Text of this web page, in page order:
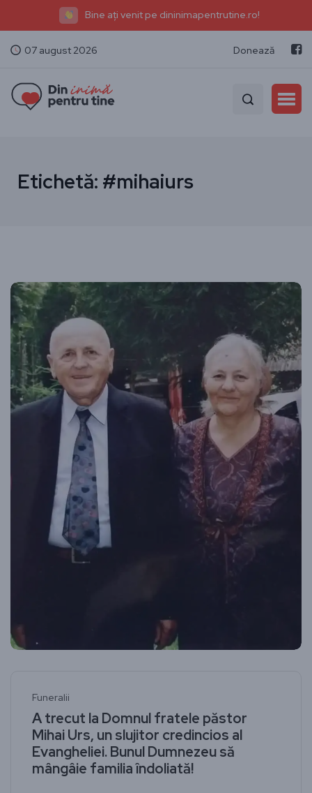
Bine ați venit pe dininimapentrutine.ro!
07 august 2026 Donează
Etichetă: #mihaiurs
Funeralii
A trecut la Domnul fratele păstor
Mihai Urs, un slujitor credincios al
Evangheliei. Bunul Dumnezeu să
mângâie familia îndoliată!